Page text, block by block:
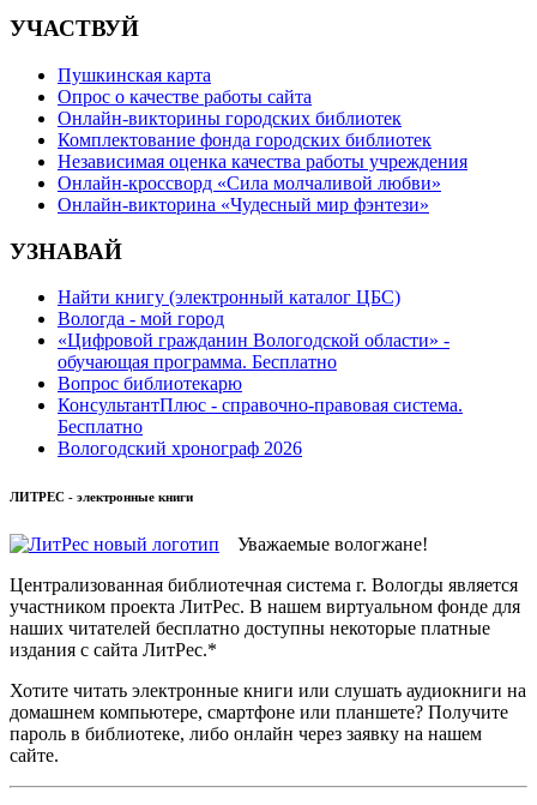
УЧАСТВУЙ
Пушкинская карта
Опрос о качестве работы сайта
Онлайн-викторины городских библиотек
Комплектование фонда городских библиотек
Независимая оценка качества работы учреждения
Онлайн-кроссворд «Сила молчаливой любви»
Онлайн-викторина «Чудесный мир фэнтези»
УЗНАВАЙ
Найти книгу (электронный каталог ЦБС)
Вологда - мой город
«Цифровой гражданин Вологодской области» -
обучающая программа. Бесплатно
Вопрос библиотекарю
КонсультантПлюс - справочно-правовая система.
Бесплатно
Вологодский хронограф 2026
ЛИТРЕС - электронные книги
Уважаемые вологжане!
Централизованная библиотечная система г. Вологды является
участником проекта ЛитРес. В нашем виртуальном фонде для
наших читателей бесплатно доступны некоторые платные
издания с сайта ЛитРес.*
Хотите читать электронные книги или слушать аудиокниги на
домашнем компьютере, смартфоне или планшете? Получите
пароль в библиотеке, либо онлайн через заявку на нашем
сайте.